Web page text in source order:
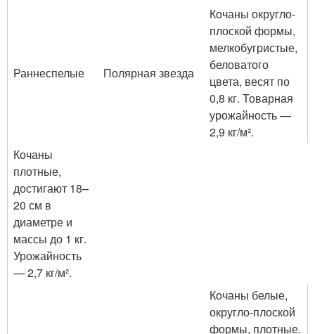
Раннеспелые Полярная звезда
Кочаны округло-
плоской формы,
мелкобугристые,
беловатого
цвета, весят по
0,8 кг. Товарная
урожайность —
2,9 кг/м².
Кочаны
плотные,
достигают 18–
20 см в
диаметре и
массы до 1 кг.
Урожайность
— 2,7 кг/м².
Кочаны белые,
округло-плоской
формы, плотные.